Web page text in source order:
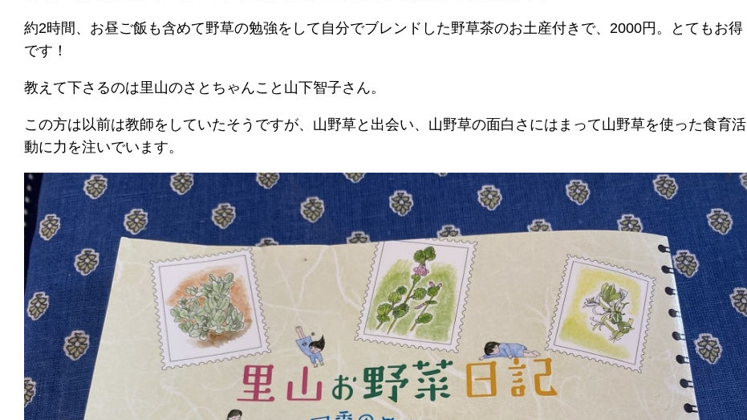
約2時間、お昼ご飯も含めて野草の勉強をして自分でブレンドした野草茶のお土産付きで、2000円。とてもお得
です！
教えて下さるのは里山のさとちゃんこと山下智子さん。
この方は以前は教師をしていたそうですが、山野草と出会い、山野草の面白さにはまって山野草を使った食育活
動に力を注いでいます。